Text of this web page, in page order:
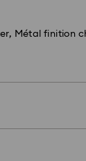
Métal finition
restent la
paiement final.
avant les
est
d’un retard en
ni ne
sous licence et
d'un nœud